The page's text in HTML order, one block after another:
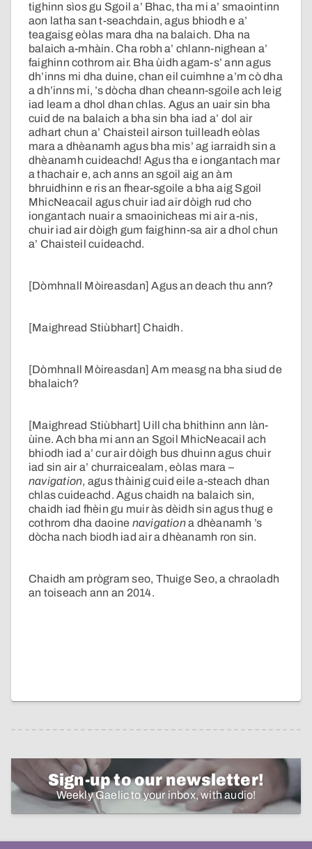
tighinn sìos gu Sgoil a’ Bhac, tha mi a’ smaointinn
aon latha san t-seachdain, agus bhiodh e a’
teagaisg eòlas mara dha na balaich. Dha na
balaich a-mhàin. Cha robh a’ chlann-nighean a’
faighinn cothrom air. Bha ùidh agam-s’ ann agus
dh’inns mi dha duine, chan eil cuimhne a’m cò dha
a dh’inns mi, ’s dòcha dhan cheann-sgoile ach leig
iad leam a dhol dhan chlas. Agus an uair sin bha
cuid de na balaich a bha sin bha iad a’ dol air
adhart chun a’ Chaisteil airson tuilleadh eòlas
mara a dhèanamh agus bha mis’ ag iarraidh sin a
dhèanamh cuideachd! Agus tha e iongantach mar
a thachair e, ach anns an sgoil aig an àm
bhruidhinn e ris an fhear-sgoile a bha aig Sgoil
MhicNeacail agus chuir iad air dòigh rud cho
iongantach nuair a smaoinicheas mi air a-nis,
chuir iad air dòigh gum faighinn-sa air a dhol chun
a’ Chaisteil cuideachd.
[Dòmhnall Mòireasdan] Agus an deach thu ann?
[Maighread Stiùbhart] Chaidh.
[Dòmhnall Mòireasdan] Am measg na bha siud de
bhalaich?
[Maighread Stiùbhart] Uill cha bhithinn ann làn-
ùine. Ach bha mi ann an Sgoil MhicNeacail ach
bhiodh iad a’ cur air dòigh bus dhuinn agus chuir
iad sin air a’ churraicealam, eòlas mara –
navigation, agus thàinig cuid eile a-steach dhan
chlas cuideachd. Agus chaidh na balaich sin,
chaidh iad fhèin gu muir às dèidh sin agus thug e
cothrom dha daoine navigationa dhèanamh ’s
dòcha nach biodh iad air a dhèanamh ron sin.
Chaidh am prògram seo, Thuige Seo, a chraoladh
an toiseach ann an 2014.
Sign-up to our newsletter!
Weekly Gaelic to your inbox, with audio!